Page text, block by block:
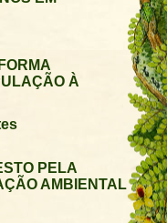
À
PELA
AMBIENTAL